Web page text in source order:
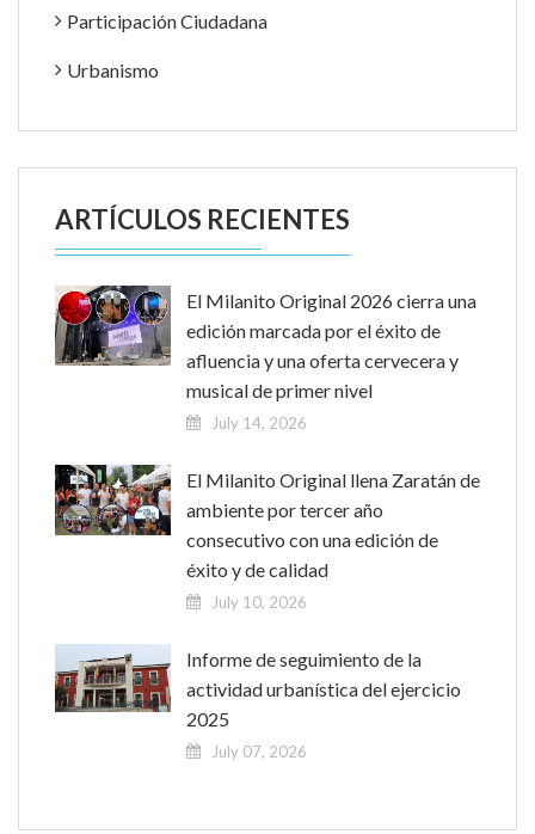
Participación Ciudadana
Urbanismo
ARTÍCULOS RECIENTES
El Milanito Original 2026 cierra una
edición marcada por el éxito de
afluencia y una oferta cervecera y
musical de primer nivel
July 14, 2026
El Milanito Original llena Zaratán de
ambiente por tercer año
consecutivo con una edición de
éxito y de calidad
July 10, 2026
Informe de seguimiento de la
actividad urbanística del ejercicio
2025
July 07, 2026